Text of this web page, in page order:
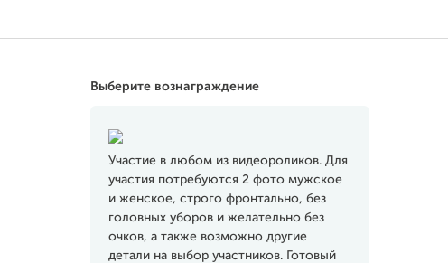
Выберите вознаграждение
Участие в любом из видеороликов. Для
участия потребуются 2 фото мужское
и женское, строго фронтально, без
головных уборов и желательно без
очков, а также возможно другие
детали на выбор участников. Готовый